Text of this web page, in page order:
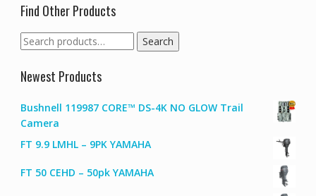
Find Other Products
Search
for:
Search
Newest Products
Bushnell 119987 CORE™ DS-4K NO GLOW Trail
Camera
FT 9.9 LMHL – 9PK YAMAHA
FT 50 CEHD – 50pk YAMAHA